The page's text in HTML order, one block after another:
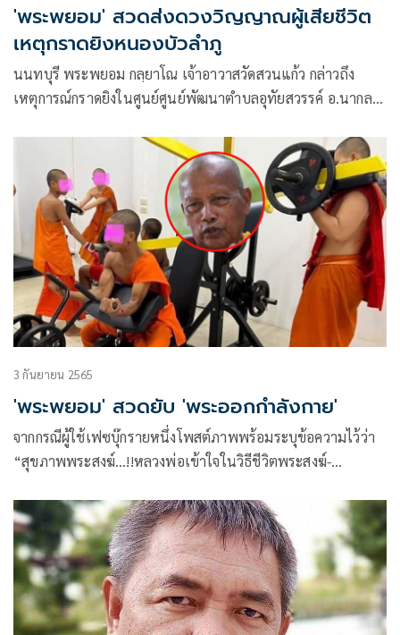
'พระพยอม' สวดส่งดวงวิญญาณผู้เสียชีวิต
เหตุกราดยิงหนองบัวลำภู
นนทบุรี พระพยอม กลฺยาโณ เจ้าอาวาสวัดสวนแก้ว กล่าวถึง
เหตุการณ์กราดยิงในศูนย์ศูนย์พัฒนาตำบลอุทัยสวรรค์ อ.นากลาง
3 กันยายน 2565
'พระพยอม' สวดยับ 'พระออกกำลังกาย'
จากกรณีผู้ใช้เฟซบุ๊กรายหนึ่งโพสต์ภาพพร้อมระบุข้อความไว้ว่า
“สุขภาพพระสงฆ์…!!หลวงพ่อเข้าใจในวิธีชีวิตพระสงฆ์-